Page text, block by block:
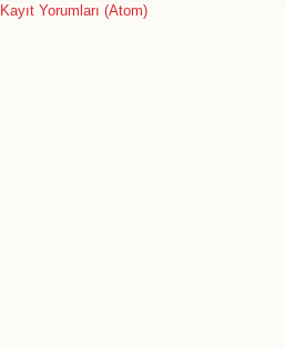
Kayıt Yorumları (Atom)